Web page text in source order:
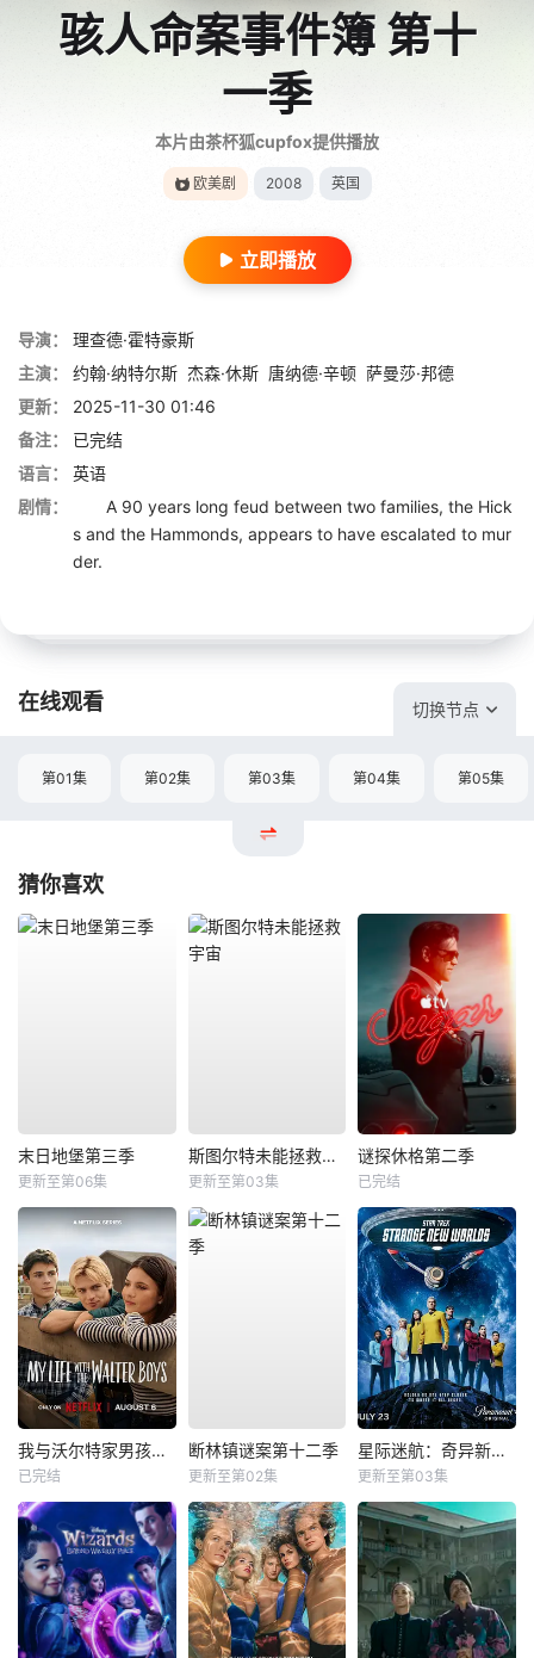
骇人命案事件簿 第十
一季
本片由茶杯狐cupfox提供播放
欧美剧 2008 英国
立即播放
导演：
理查德·霍特豪斯
主演：
约翰·纳特尔斯 杰森·休斯 唐纳德·辛顿 萨曼莎·邦德
更新：
2025-11-30 01:46
备注：
已完结
语言：
英语
剧情：
A 90 years long feud between two families, the Hick
s and the Hammonds, appears to have escalated to mur
der.
在线观看 切换节点
第01集 第02集 第03集 第04集 第05集
猜你喜欢
末日地堡第三季
更新至第06集
斯图尔特未能拯救宇宙
更新至第03集
谜探休格第二季
已完结
我与沃尔特家男孩的生活第三季
已完结
断林镇谜案第十二季
更新至第02集
星际迷航：奇异新世界第四季
更新至第03集